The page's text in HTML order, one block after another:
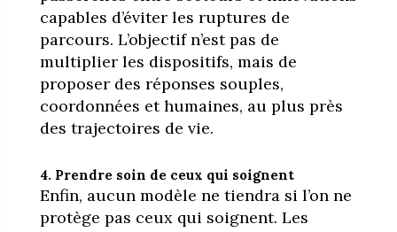
capables d’éviter les ruptures de
parcours. L’objectif n’est pas de
multiplier les dispositifs, mais de
proposer des réponses souples,
coordonnées et humaines, au plus près
des trajectoires de vie.
4. Prendre soin de ceux qui soignent
Enfin, aucun modèle ne tiendra si l’on ne
protège pas ceux qui soignent. Les